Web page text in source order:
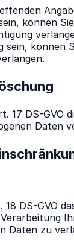
können
sein, können
17 DS-GVO
Daten
DS-GVO
Daten zu